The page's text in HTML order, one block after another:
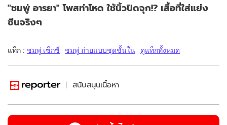
"ชมพู่ อารยา" โพสท่าโหด ใช้นิ้วปิดจุก!? เสื้อที่ใส่แย่ง
ซีนจริงๆ
แท็ก : ชมพู่ เซ็กซี่ ชมพู่ ถ่ายแบบชุดชั้นใน ดูแท็กทั้งหมด
สนับสนุนเนื้อหา